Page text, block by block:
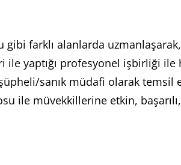
gibi farklı alanlarda
ile yaptığı profesyonel işbirliği
sanık müdafi olarak temsil
ile müvekkillerine etkin,